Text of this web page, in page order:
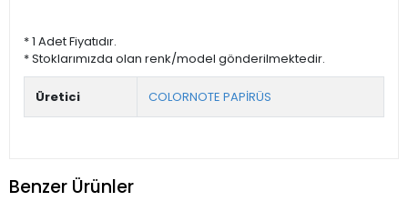
* 1 Adet Fiyatıdır.
* Stoklarımızda olan renk/model gönderilmektedir.
Üretici COLORNOTE PAPİRÜS
Benzer Ürünler